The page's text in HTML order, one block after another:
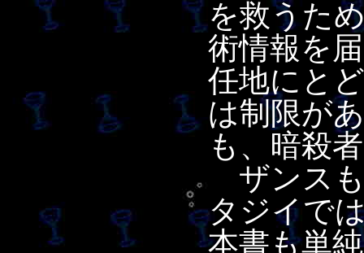
を救うた
術情報を
任地にと
は制限が
も、暗殺
ザンス
タジイで
本書も単